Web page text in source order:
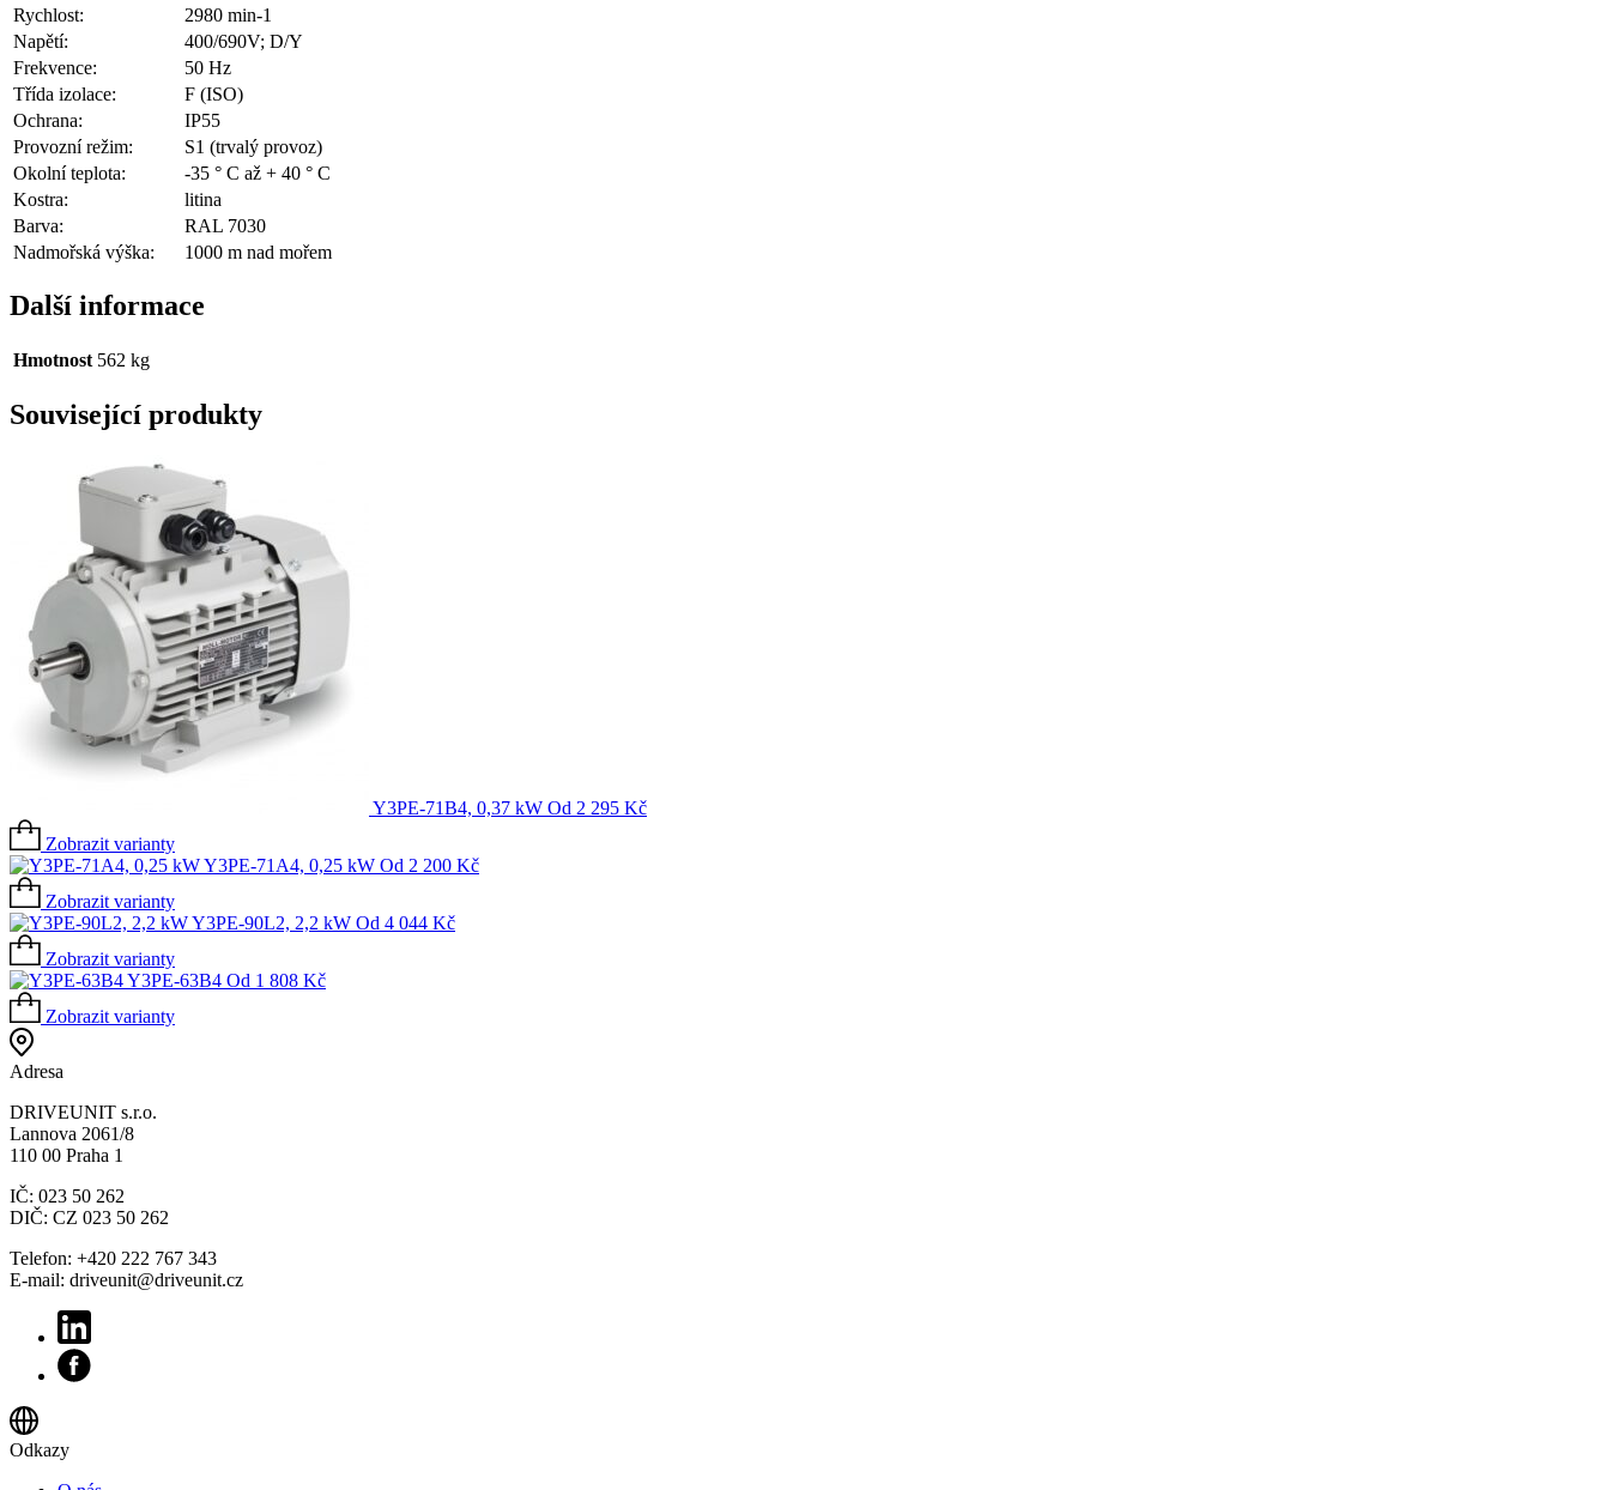
Rychlost:
2980 min-1
Napětí:
400/690V; D/Y
Frekvence:
50 Hz
Třída izolace:
F (ISO)
Ochrana:
IP55
Provozní režim:
S1 (trvalý provoz)
Okolní teplota:
-35 ° C až + 40 ° C
Kostra:
litina
Barva:
RAL 7030
Nadmořská výška:
1000 m nad mořem
Další informace
Hmotnost 562 kg
Související produkty
Y3PE-71B4, 0,37 kW Od 2 295 Kč
Zobrazit varianty
Y3PE-71A4, 0,25 kW Od 2 200 Kč
Zobrazit varianty
Y3PE-90L2, 2,2 kW Od 4 044 Kč
Zobrazit varianty
Y3PE-63B4 Od 1 808 Kč
Zobrazit varianty
Adresa
DRIVEUNIT s.r.o.
Lannova 2061/8
110 00 Praha 1
IČ: 023 50 262
DIČ: CZ 023 50 262
Telefon: +420 222 767 343
E-mail: driveunit@driveunit.cz
Odkazy